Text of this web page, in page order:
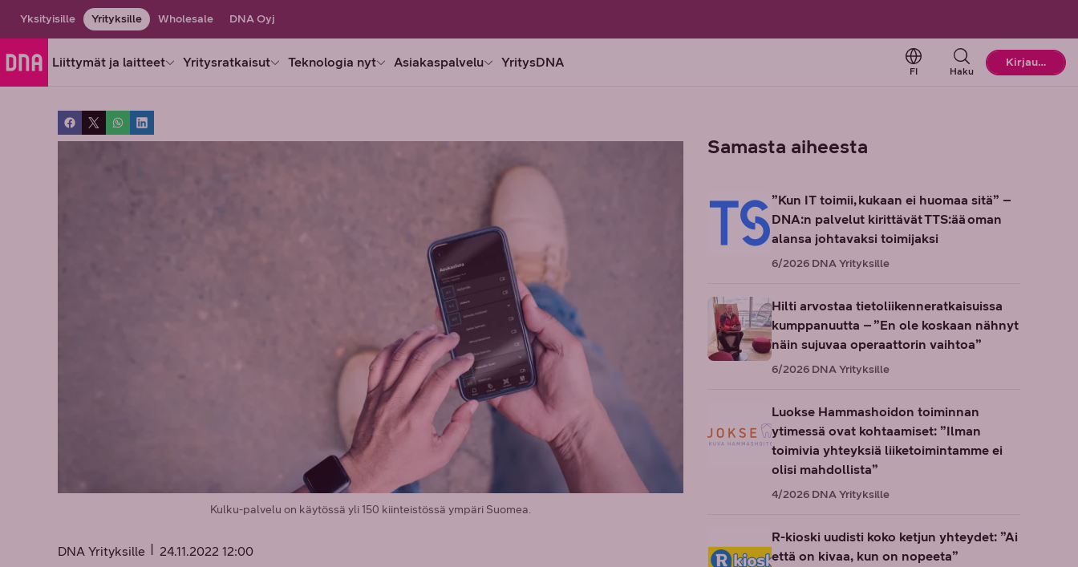
Yksityisille Yrityksille Wholesale DNA Oyj
Liittymät ja laitteet Yritysratkaisut Teknologia nyt Asiakaspalvelu YritysDNA
Change language. Current
FI Haku
Kirjaudu
Kulku-palvelu on käytössä yli 150 kiinteistössä ympäri Suomea.
DNA Yrityksille 24.11.2022 12:00
Samasta aiheesta
”Kun IT toimii, kukaan ei huomaa sitä” –
DNA:n palvelut kirittävät TTS:ää oman
alansa johtavaksi toimijaksi
6/2026 DNA Yrityksille
Hilti arvostaa tietoliikenneratkaisuissa
kumppanuutta – ”En ole koskaan nähnyt
näin sujuvaa operaattorin vaihtoa”
6/2026 DNA Yrityksille
Luokse Hammashoidon toiminnan
ytimessä ovat kohtaamiset: ”Ilman
toimivia yhteyksiä liiketoimintamme ei
olisi mahdollista”
4/2026 DNA Yrityksille
R-kioski uudisti koko ketjun yhteydet: ”Ai
että on kivaa, kun on nopeeta”